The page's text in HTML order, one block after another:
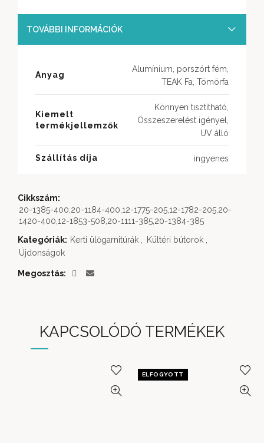
TOVÁBBI INFORMÁCIÓK
Anyag
Alumínium, porszórt fém,
TEAK Fa, Tömörfa
Kiemelt
termékjellemzők
Könnyen tisztítható,
Összeszerelést igényel,
UV álló
Szállítás díja ingyenes
Cikkszám:
20-1385-400,20-1184-400,12-1775-205,12-1782-205,20-
1420-400,12-1853-508,20-1111-385,20-1384-385
Kategóriák: Kerti ülőgarnitúrák , Kültéri bútorok ,
Újdonságok
Megosztás
KAPCSOLÓDÓ TERMÉKEK
ELFOGYOTT